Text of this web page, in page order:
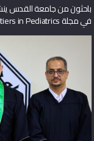
باحثون من جامعة القدس
في مجلة Frontiers in Pediatrics